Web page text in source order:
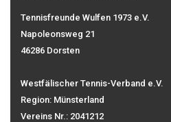
Tennisfreunde Wulfen 1973 e.V.
Napoleonsweg 21
46286 Dorsten
Westfälischer Tennis-Verband e.V.
Region: Münsterland
Vereins Nr.: 2041212